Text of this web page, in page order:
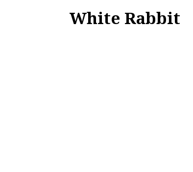
White Rabbit